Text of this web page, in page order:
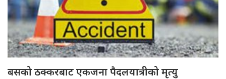
बसको ठक्करबाट एकजना पैदलयात्रीको मृत्यु